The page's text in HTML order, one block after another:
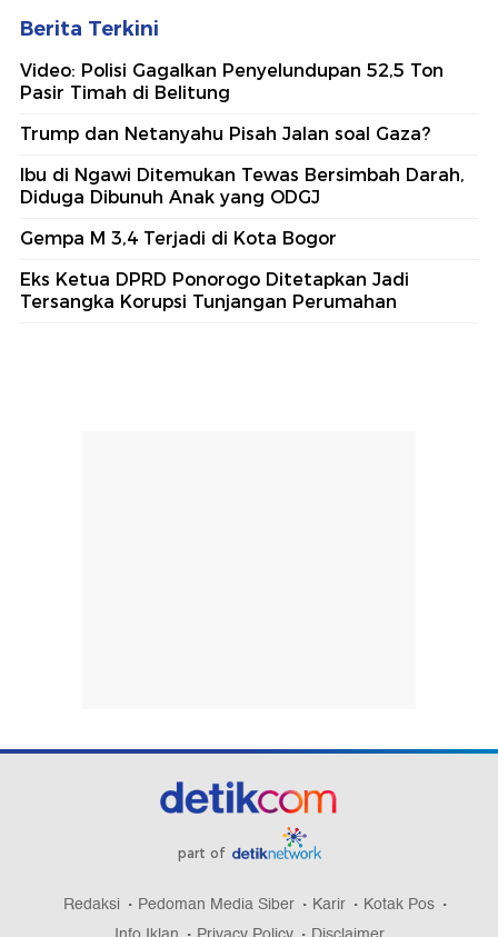
Berita Terkini
Video: Polisi Gagalkan Penyelundupan 52,5 Ton
Pasir Timah di Belitung
Trump dan Netanyahu Pisah Jalan soal Gaza?
Ibu di Ngawi Ditemukan Tewas Bersimbah Darah,
Diduga Dibunuh Anak yang ODGJ
Gempa M 3,4 Terjadi di Kota Bogor
Eks Ketua DPRD Ponorogo Ditetapkan Jadi
Tersangka Korupsi Tunjangan Perumahan
part of
Redaksi Pedoman Media Siber Karir
Kotak Pos